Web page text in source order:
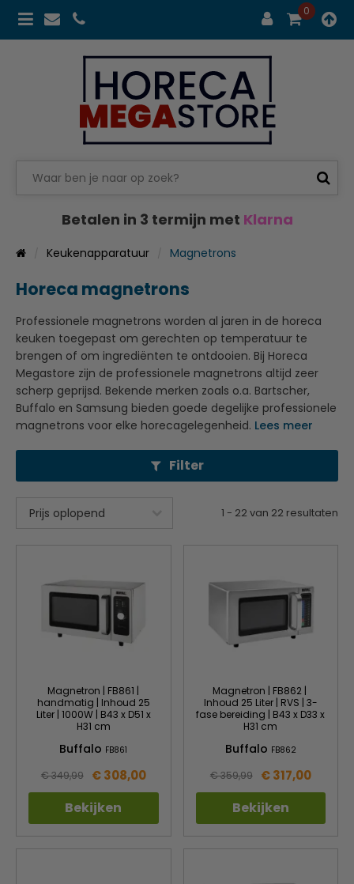
0
Betalen in 3 termijn met Klarna
Keukenapparatuur Magnetrons
Horeca magnetrons
Professionele magnetrons worden al jaren in de horeca
keuken toegepast om gerechten op temperatuur te
brengen of om ingrediënten te ontdooien. Bij Horeca
Megastore zijn de professionele magnetrons altijd zeer
scherp geprijsd. Bekende merken zoals o.a. Bartscher,
Buffalo en Samsung bieden goede degelijke professionele
magnetrons voor elke horecagelegenheid. Lees meer
Filter
1 - 22van 22 resultaten
Magnetron | FB861 |
handmatig | Inhoud 25
Liter | 1000W | B43 x D51 x
H31 cm
Buffalo FB861
€ 349,99 € 308,00
Bekijken
Magnetron | FB862 |
Inhoud 25 Liter | RVS | 3-
fase bereiding | B43 x D33 x
H31 cm
Buffalo FB862
€ 359,99 € 317,00
Bekijken